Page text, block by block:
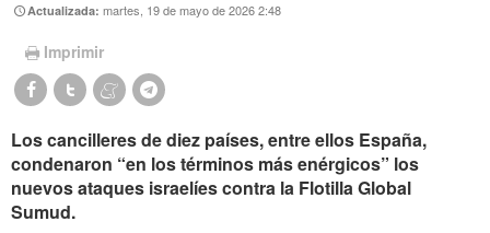
Actualizada:martes, 19 de mayo de 2026 2:48
Imprimir
Los cancilleres de diez países, entre ellos España,
condenaron “en los términos más enérgicos” los
nuevos ataques israelíes contra la Flotilla Global
Sumud.